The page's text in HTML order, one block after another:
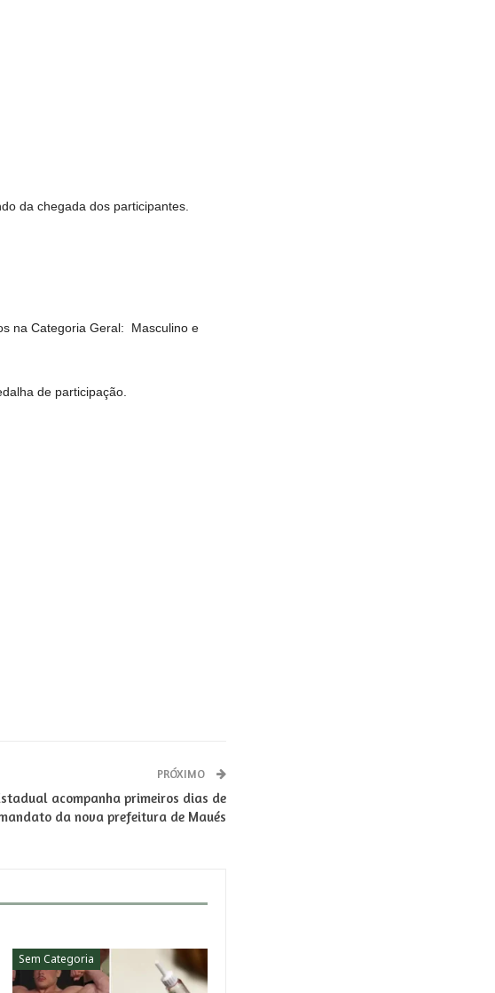
da chegada dos participantes.
na Categoria Geral: Masculino e
de participação.
PRÓXIMO
acompanha primeiros dias de
da nova prefeitura de Maués
Sem Categoria